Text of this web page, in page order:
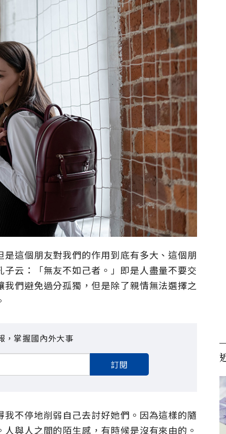
這個朋友對我們的作用到底有多大、這個朋
云：「無友不如己者。」即是人盡量不要交
們避免過分孤獨，但是除了親情無法選擇之
，掌握國內外大事
訂閱
不停地削弱自己去討好她們。因為這樣的隨
與人之間的陌生感，有時候是沒有來由的。